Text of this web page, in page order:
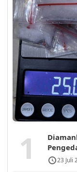
1 23 Juli